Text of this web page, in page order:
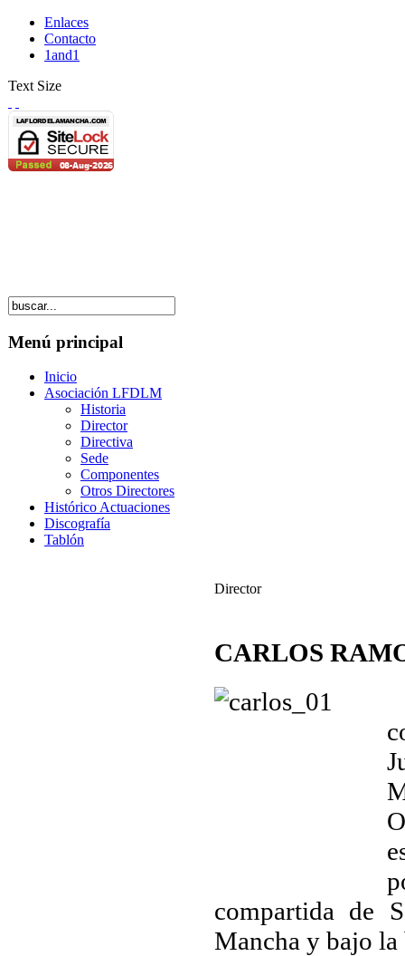
Enlaces
Contacto
1and1
Text Size
Menú principal
Inicio
Asociación LFDLM
Historia
Director
Directiva
Sede
Componentes
Otros Directores
Histórico Actuaciones
Discografía
Tablón
Director
CARLOS
compartida de
Mancha y bajo